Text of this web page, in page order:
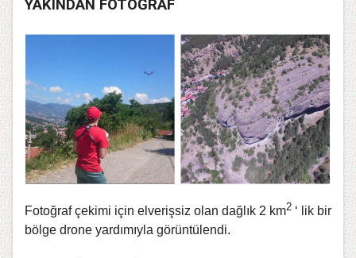
YAKINDAN FOTOĞRAF
Fotoğraf çekimi için elverişsiz olan dağlık 2 km2 ‘ lik bir
bölge drone yardımıyla görüntülendi.